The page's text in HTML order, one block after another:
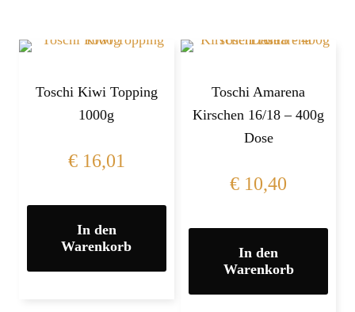
Toschi Kiwi Topping
1000g
€16,01
In den
Warenkorb
Toschi Amarena
Kirschen 16/18 – 400g
Dose
€ 10,40
In den
Warenkorb